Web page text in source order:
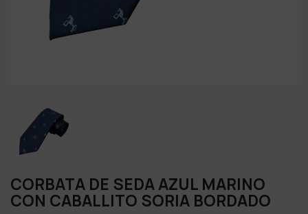
CORBATA DE SEDA AZUL MARINO
CON CABALLITO SORIA BORDADO